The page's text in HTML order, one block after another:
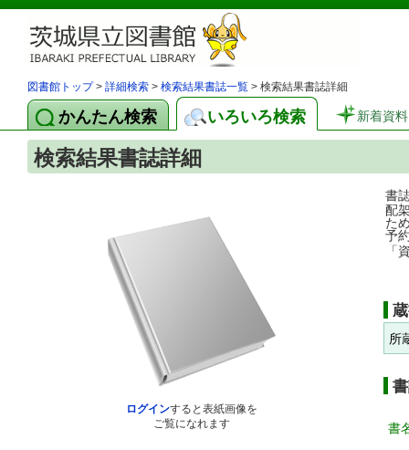
図書館トップ> 詳細検索 > 検索結果書誌一覧 > 検索結果書誌詳細
かんたん検索 いろいろ検索 新着資料
検索結果書誌詳細
ログインすると表紙画像を
ご覧になれます
書
配
た
予
「
所
書